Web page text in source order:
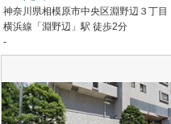
神奈川県相模原市中央区淵野辺３丁目
横浜線「淵野辺」駅 徒歩2分
-